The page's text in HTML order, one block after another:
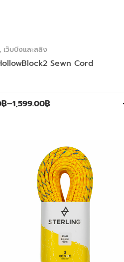
เว็บบิ้งและสลิง
Sewn Cord
฿–1,599.00฿